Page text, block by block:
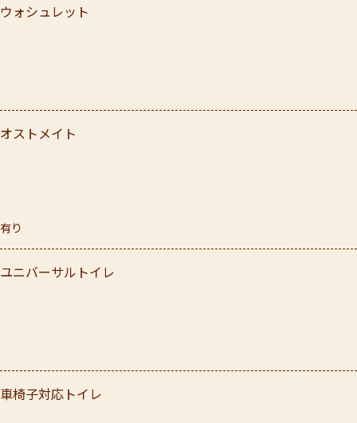
ウォシュレット
オストメイト
有り
ユニバーサルトイレ
車椅子対応トイレ